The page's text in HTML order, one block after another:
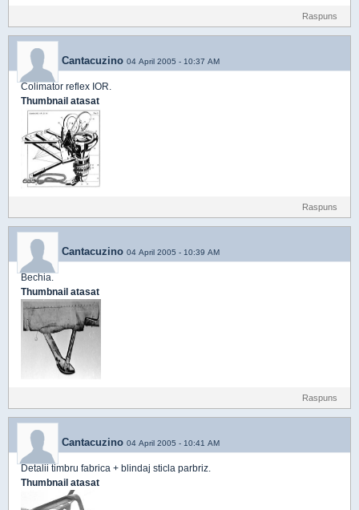
Raspuns
Cantacuzino 04 April 2005 - 10:37 AM
Colimator reflex IOR.
Thumbnail atasat
Raspuns
Cantacuzino 04 April 2005 - 10:39 AM
Bechia.
Thumbnail atasat
Raspuns
Cantacuzino 04 April 2005 - 10:41 AM
Detalii timbru fabrica + blindaj sticla parbriz.
Thumbnail atasat